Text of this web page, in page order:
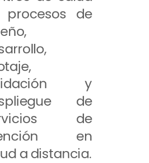
procesos de
y
de
de
en
a distancia.